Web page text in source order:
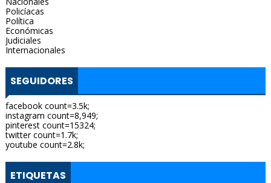
Policíacas
Política
Económicas
Judiciales
Internacionales
SEGUIDORES
facebook count=3.5k;
instagram count=8,949;
pinterest count=15324;
twitter count=1.7k;
youtube count=2.8k;
ETIQUETAS